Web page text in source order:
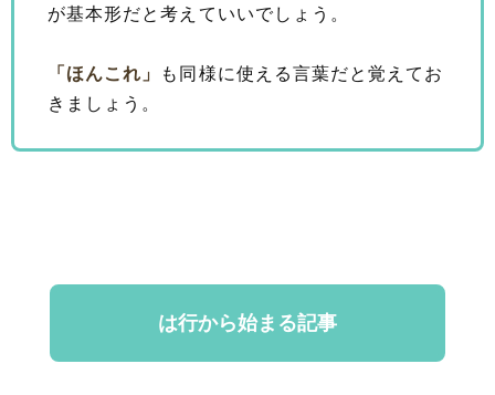
が基本形だと考えていいでしょう。
「ほんこれ」
も同様に使える言葉だと覚えてお
きましょう。
は行から始まる記事